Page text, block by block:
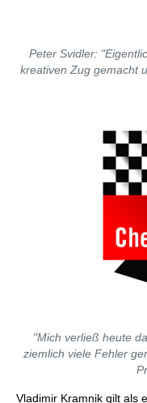
Peter Svidler:
kreativen Zug gemacht
"Mich verließ heute
ziemlich viele Fehler
Vladimir Kramnik gilt als